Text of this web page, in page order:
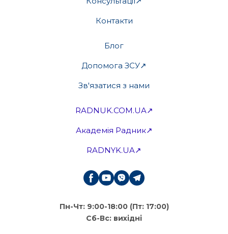
Контакти
Блог
Допомога ЗСУ↗
Зв'язатися з нами
RADNUK.COM.UA↗
Академія Радник↗
RADNYK.UA↗
Пн-Чт: 9:00-18:00 (Пт: 17:00)
Сб-Вс: вихідні